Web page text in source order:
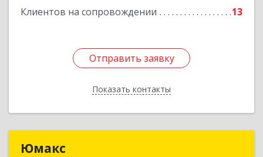
Клиентов на сопровождении 13
Отправить заявку
Показать контакты
Отправить заявку
Назад
Юмакс